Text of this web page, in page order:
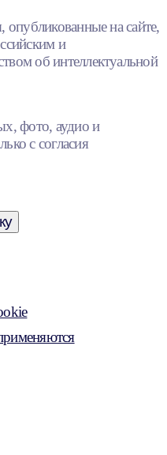
на сайте,
и
об интеллектуальной
фото, аудио и
с согласия